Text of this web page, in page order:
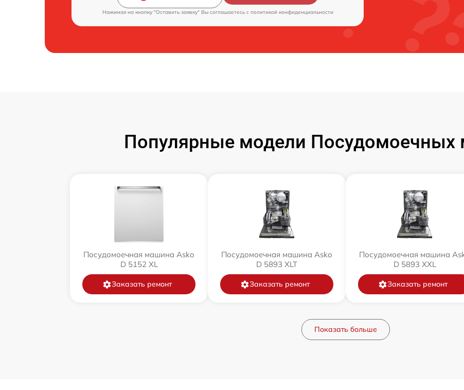
Нажимая на кнопку "Оставить заявку" Вы соглашаетесь c политикой конфиденциальности
Популярные модели Посудомоечных
Посудомоечная машина Asko
D 5152 XL
Заказать ремонт
Посудомоечная машина Asko
D 5893 XLT
Заказать ремонт
Посудомоечная машина
D 5893 XXL
Заказать ремонт
Показать больше